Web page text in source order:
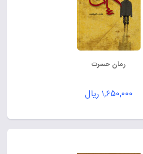
رمان حسرت
۱,۶۵۰,۰۰۰ ریال